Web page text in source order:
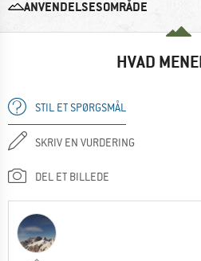
ANVENDELSESOMRÅDE
HVAD
STIL ET SPØRGSMÅL
SKRIV EN VURDERING
DEL ET BILLEDE